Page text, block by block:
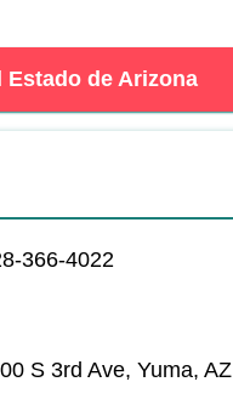
de Arizona
366-4022
S 3rd Ave, Yuma,